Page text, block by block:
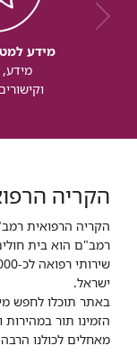
מידע
מידע,
הקריה
הקריה הרפואית
ישראל.
באתר תוכלו לחפש
הזמינו תור במהירות
מאחלים לכולנו